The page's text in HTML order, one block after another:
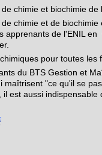
chimie et biochimie de
chimie et de biochimie
apprenants de l'ENIL en
pour toutes les
du BTS Gestion et
maîtrisent "ce qu'il se
il est aussi indispensable